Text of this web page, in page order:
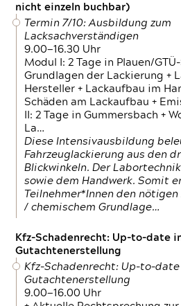
nicht einzeln buchbar)
Termin 7/10: Ausbildung zum
Lacksachverständigen
9.00—16.30 Uhr
Modul I: 2 Tage in Plauen/
Grundlagen der Lackierung +
Hersteller + Lackaufbau im
Schäden am Lackaufbau +
II: 2 Tage in Gummersbach +
La…
Diese Intensivausbildung
Fahrzeuglackierung aus den
Blickwinkeln. Der
sowie dem Handwerk. Somit
Teilnehmer*Innen den
/ chemischem Grundlage…
Kfz-Schadenrecht: Up-to-date
Gutachtenerstellung
Kfz-Schadenrecht: Up-to-
Gutachtenerstellung
9.00—16.00 Uhr